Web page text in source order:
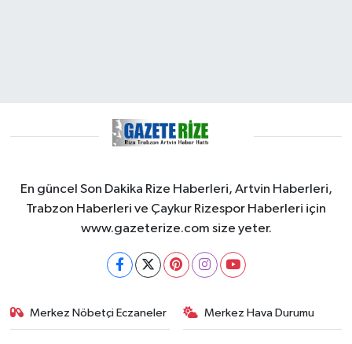
En güncel Son Dakika Rize Haberleri, Artvin Haberleri,
Trabzon Haberleri ve Çaykur Rizespor Haberleri için
www.gazeterize.com size yeter.
Merkez Nöbetçi Eczaneler Merkez Hava Durumu